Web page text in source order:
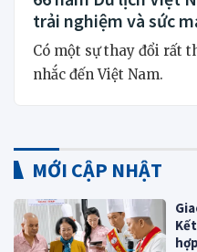
trải nghiệm và sức
Có một sự thay đổi rất
nhắc đến Việt Nam.
MỚI CẬP NHẬT